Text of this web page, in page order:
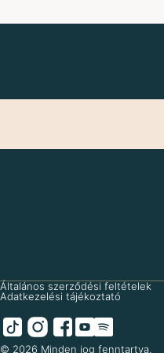
Általános szerződési feltételek
Adatkezelési tájékoztató
© 2026 Minden jog fenntartva.